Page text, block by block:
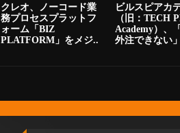
クレオ、ノーコード業
務プロセスプラットフ
ォーム「BIZ
PLATFORM」をメジ..
ビルスピアカ
（旧：TECH
Academy）、
外注できない